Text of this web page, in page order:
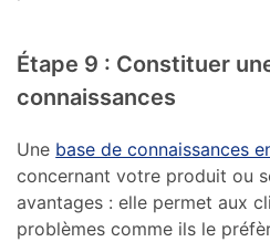
Étape 9 : Constituer
connaissances
Une base de connaissances
concernant votre produit ou
avantages : elle permet aux
problèmes comme ils le